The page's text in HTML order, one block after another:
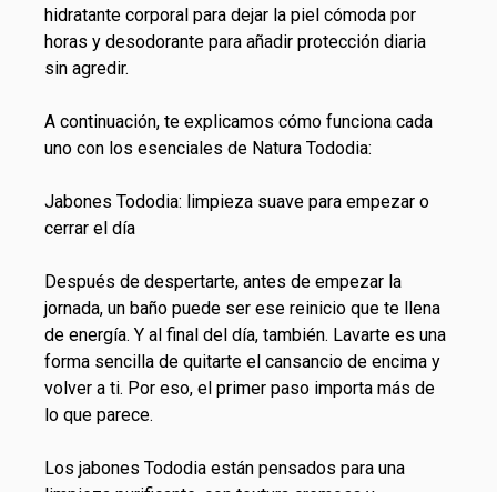
hidratante corporal para dejar la piel cómoda por
horas y desodorante para añadir protección diaria
sin agredir.
A continuación, te explicamos cómo funciona cada
uno con los esenciales de Natura Tododia:
Jabones Tododia: limpieza suave para empezar o
cerrar el día
Después de despertarte, antes de empezar la
jornada, un baño puede ser ese reinicio que te llena
de energía. Y al final del día, también. Lavarte es una
forma sencilla de quitarte el cansancio de encima y
volver a ti. Por eso, el primer paso importa más de
lo que parece.
Los jabones Tododia están pensados para una